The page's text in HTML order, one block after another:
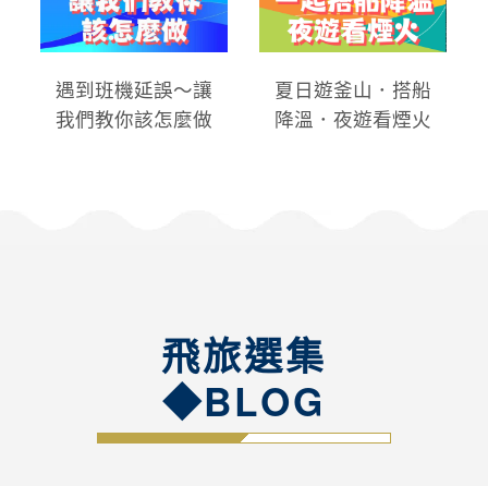
遇到班機延誤～讓
我們教你該怎麼做
夏日遊釜山．搭船
降溫．夜遊看煙火
飛旅選集
◆BLOG